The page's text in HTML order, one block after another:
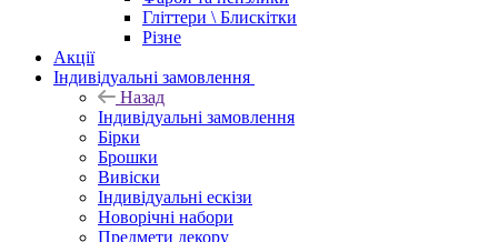
Гліттери \ Блискітки
Різне
Акції
Індивідуальні замовлення
Назад
Індивідуальні замовлення
Бірки
Брошки
Вивіски
Індивідуальні ескізи
Новорічні набори
Предмети декору